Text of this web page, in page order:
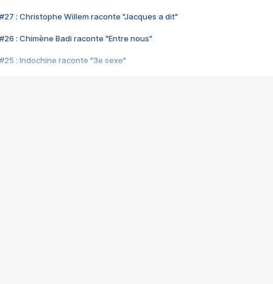
#27 : Christophe Willem raconte "Jacques a dit"
#26 : Chimène Badi raconte "Entre nous"
#25 : Indochine raconte "3e sexe"